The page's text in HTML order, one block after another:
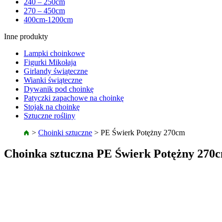
240 – 250cm
270 – 450cm
400cm-1200cm
Inne produkty
Lampki choinkowe
Figurki Mikołaja
Girlandy świąteczne
Wianki świąteczne
Dywanik pod choinkę
Patyczki zapachowe na choinkę
Stojak na choinkę
Sztuczne rośliny
> Choinki sztuczne > PE Świerk Potężny 270cm
Choinka sztuczna PE Świerk Potężny